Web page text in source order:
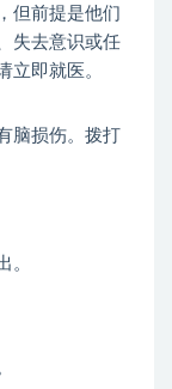
但前提是他们
失去意识或任
立即就医。
脑损伤。拨打
。